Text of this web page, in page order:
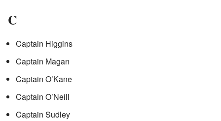
C
Captain Higgins
Captain Magan
Captain O’Kane
Captain O’Neill
Captain Sudley